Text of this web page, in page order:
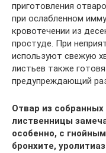
приготовления
при ослабленном
кровотечении из
простуде. При
используют свежую
листьев также
предупреждающий
Отвар из
лиственницы
особенно, с
бронхите,